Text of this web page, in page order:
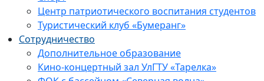
Центр патриотического воспитания студентов
Туристический клуб «Бумеранг»
Сотрудничество
Дополнительное образование
Кино-концертный зал УлГТУ «Тарелка»